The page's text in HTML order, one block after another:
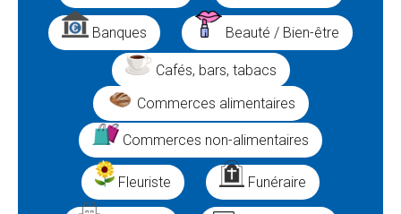
Banques Beauté / Bien-être
Cafés, bars, tabacs
Commerces alimentaires
Commerces non-alimentaires
Fleuriste Funéraire